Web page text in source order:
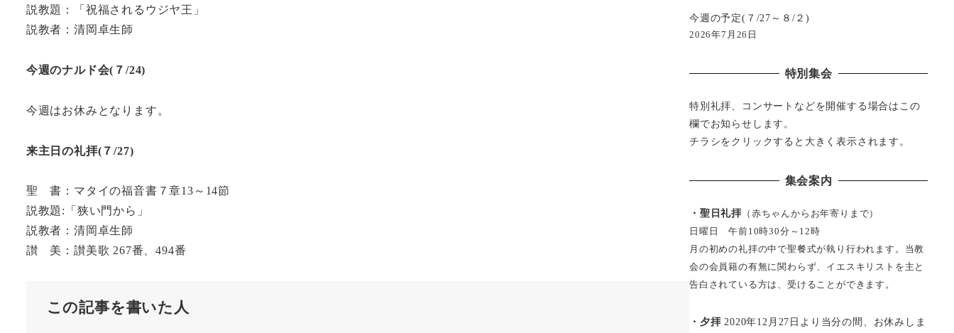
説教題：「祝福されるウジヤ王」
説教者：清岡卓生師
今週のナルド会( ７/24)
今週はお休みとなります。
来主日の礼拝( ７/27)
聖 書：マタイの福音書７章13～14節
説教題:「狭い門から」
説教者：清岡卓生師
讃 美：讃美歌 267番、494番
この記事を書いた人
今週の予定(７/27～８/２)
2026年7月26日
特別集会
特別礼拝、コンサートなどを開催する場合はこの
欄でお知らせします。
チラシをクリックすると大きく表示されます。
集会案内
・聖日礼拝 （赤ちゃんからお年寄りまで）
日曜日 午前10時30分～12時
月の初めの礼拝の中で聖餐式が執り行われます。当教
会の会員籍の有無に関わらず、イエスキリストを主と
告白されている方は、受けることができます。
・夕拝2020年12月27日より当分の間、お休みしま